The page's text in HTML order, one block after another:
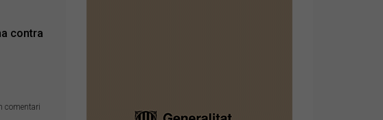
contra
comentari